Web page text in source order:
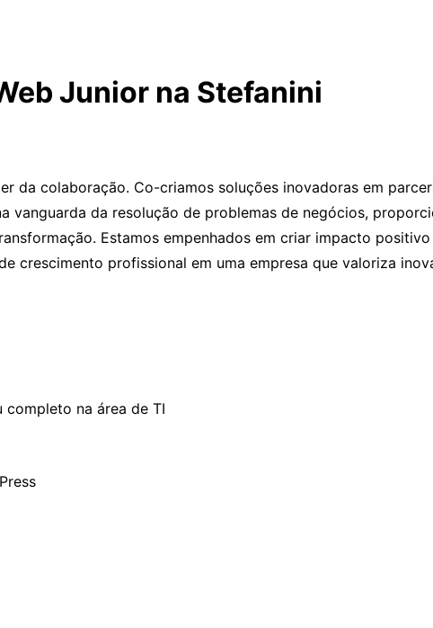
Junior na Stefanini
da colaboração. Co-criamos soluções inovadoras em
vanguarda da resolução de problemas de negócios,
Estamos empenhados em criar impacto
crescimento profissional em uma empresa que valoriza
completo na área de TI